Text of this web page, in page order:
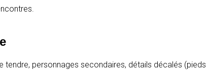
tendre, personnages secondaires, détails décalés (pieds